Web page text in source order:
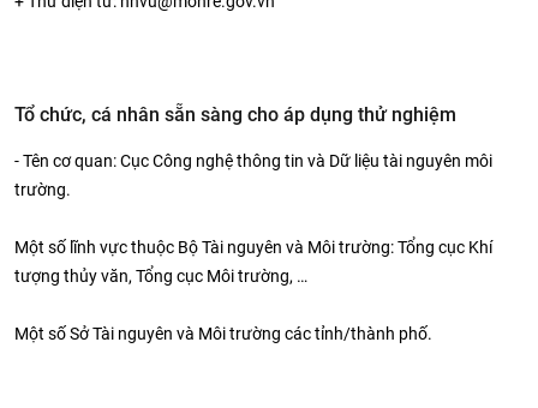
Tổ chức, cá nhân sẵn sàng cho áp dụng thử nghiệm
- Tên cơ quan: Cục Công nghệ thông tin và Dữ liệu tài nguyên môi
trường.
Một số lĩnh vực thuộc Bộ Tài nguyên và Môi trường: Tổng cục Khí
tượng thủy văn, Tổng cục Môi trường, …
Một số Sở Tài nguyên và Môi trường các tỉnh/thành phố.